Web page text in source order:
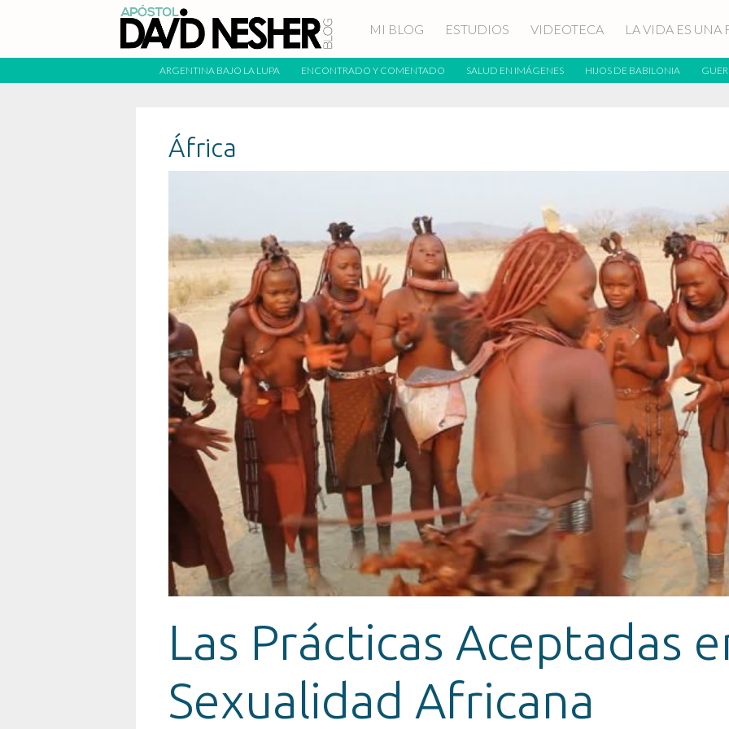
MI BLOG ESTUDIOS VIDEOTECA LA VIDA ES UNA
ARGENTINA BAJO LA LUPA ENCONTRADO Y COMENTADO SALUD EN IMÁGENES HIJOS DE BABILONIA
África
Las Prácticas Aceptadas
Sexualidad Africana